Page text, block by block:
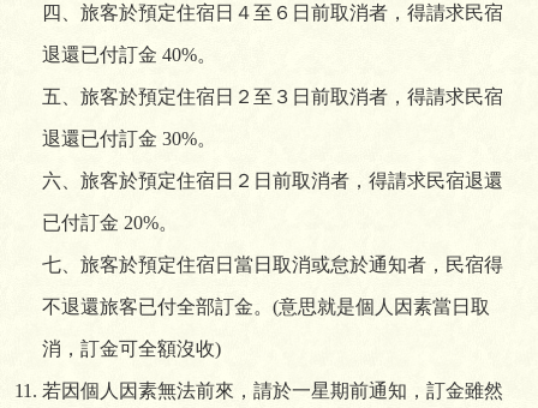
四、旅客於預定住宿日４至６日前取消者，得請求民宿
退還已付訂金 40%。
五、旅客於預定住宿日２至３日前取消者，得請求民宿
退還已付訂金 30%。
六、旅客於預定住宿日２日前取消者，得請求民宿退還
已付訂金 20%。
七、旅客於預定住宿日當日取消或怠於通知者，民宿得
不退還旅客已付全部訂金。(意思就是個人因素當日取
消，訂金可全額沒收)
若因個人因素無法前來，請於一星期前通知，訂金雖然